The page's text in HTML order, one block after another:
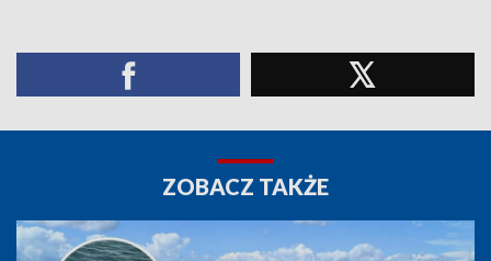
ZOBACZ TAKŻE